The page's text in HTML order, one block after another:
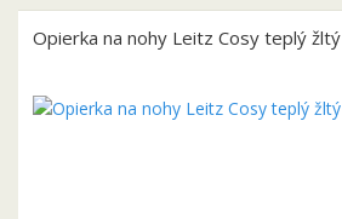
Opierka na nohy Leitz Cosy teplý žltý